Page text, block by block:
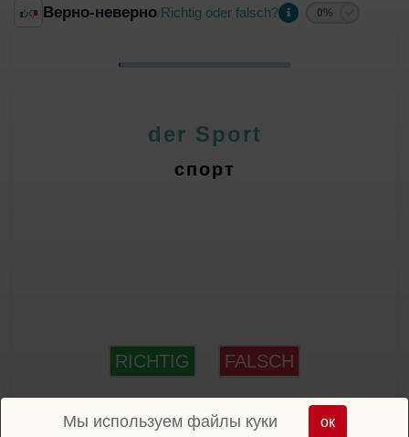
Верно-неверно Richtig oder falsch? 0%
der Sport
спорт
RICHTIG FALSCH
Дальше
Мы используем файлы куки ок